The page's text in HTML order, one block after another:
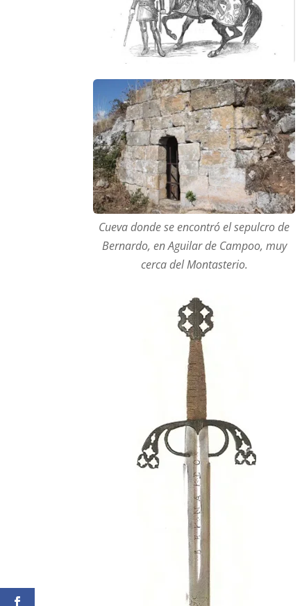
Cueva donde se encontró el sepulcro de
Bernardo, en Aguilar de Campoo, muy
cerca del Montasterio.